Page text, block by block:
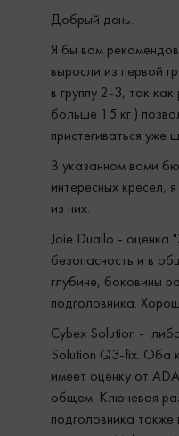
Добрый день.
Я бы вам
выросли из первой
в группу 2-3, так
больше 15 кг )
пристегиваться уже
В указанном вами
интересных кресел,
из них.
Joie Duallo - оценка
безопасность и в
глубине, боковины
подголовника.
Cybex Solution -
Solution Q3-fix. Оба
имеeт оценку от
общем. Ключевая
подголовника